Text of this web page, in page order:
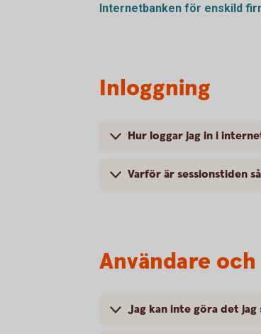
Internetbanken för enskild
Inloggning
Hur loggar jag in i
Varför är sessionstiden
Användare
Jag kan inte göra det